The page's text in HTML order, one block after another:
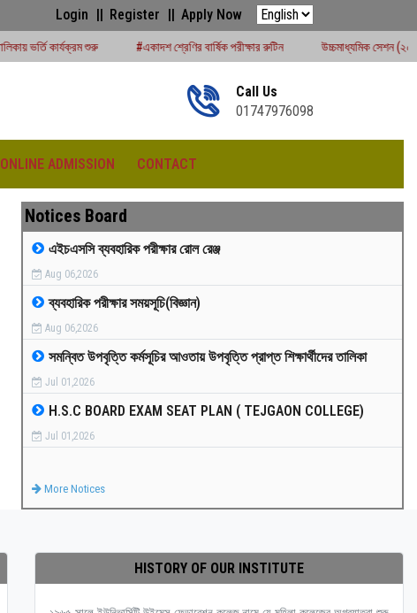
Login Register Apply Now
#একাদশ শ্রেণির বার্ষিক পরীক্ষার রুটিন উচ্চমাধ্যমিক সেশন (২০২৪-২৫) পরীক্ষার্থীদের
Call Us
01747976098
ONLINE ADMISSION CONTACT
ক্রীড়া প্রতিযোগিতা -২০২৫
Notices Board
এইচএসসি ব্যবহারিক পরীক্ষার রোল রেঞ্জ
Aug 06,2026
ব্যবহারিক পরীক্ষার সময়সূচি(বিজ্ঞান)
Aug 06,2026
সমন্বিত উপবৃত্তি কর্মসূচির আওতায় উপবৃত্তি প্রাপ্ত শিক্ষার্থীদের তালিকা
Jul 01,2026
H.S.C BOARD EXAM SEAT PLAN ( TEJGAON COLLEGE)
Jul 01,2026
More Notices
HISTORY OF OUR INSTITUTE